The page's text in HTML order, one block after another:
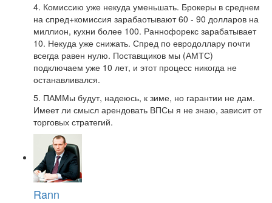
4. Комиссию уже некуда уменьшать. Брокеры в среднем
на спред+комиссия зарабаотывают 60 - 90 долларов на
миллион, кухни более 100. Раннофорекс зарабатывает
10. Некуда уже снижать. Спред по евродоллару почти
всегда равен нулю. Поставщиков мы (АМТС)
подключаем уже 10 лет, и этот процесс никогда не
останавливался.
5. ПАММы будут, надеюсь, к зиме, но гарантии не дам.
Имеет ли смысл арендовать ВПСы я не знаю, зависит от
торговых стратегий.
Rann